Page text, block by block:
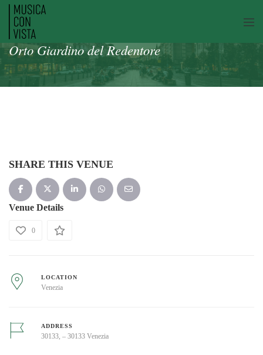
Orto Giardino del Redentore
SHARE THIS VENUE
Venue Details
0
LOCATION
Venezia
ADDRESS
30133, – 30133 Venezia